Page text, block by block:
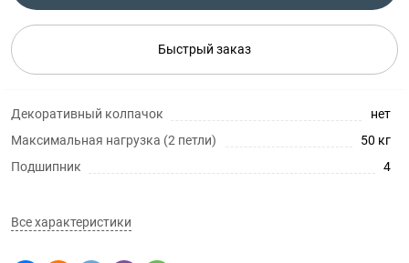
Быстрый заказ
Декоративный колпачок
нет
Максимальная нагрузка (2 петли)
50 кг
Подшипник
4
Все характеристики